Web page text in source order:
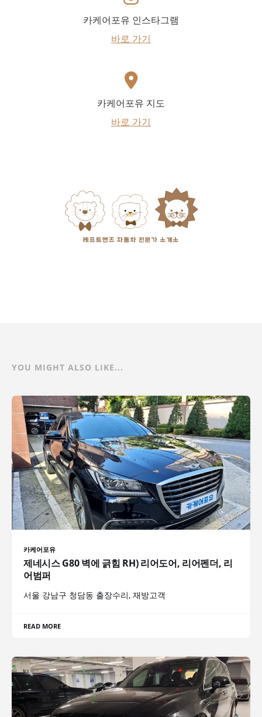
카케어포유 인스타그램
바로 가기
카케어포유 지도
바로 가기
YOU MIGHT ALSO LIKE...
카케어포유
제네시스 G80 벽에 긁힘 RH) 리어도어, 리어펜더, 리
어범퍼
서울 강남구 청담동 출장수리, 재방고객
READ MORE